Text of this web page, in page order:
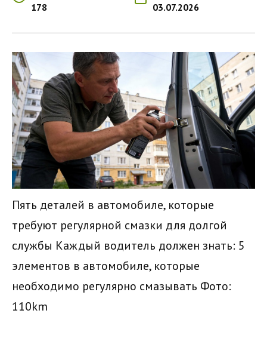
178 03.07.2026
Пять деталей в автомобиле, которые
требуют регулярной смазки для долгой
службы Каждый водитель должен знать: 5
элементов в автомобиле, которые
необходимо регулярно смазывать Фото:
110km